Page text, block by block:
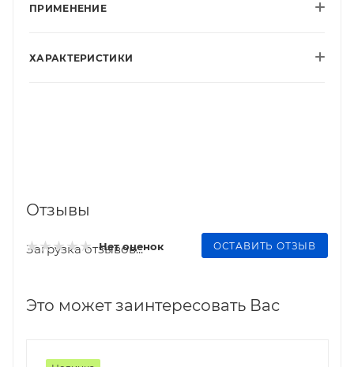
ПРИМЕНЕНИЕ
ХАРАКТЕРИСТИКИ
Отзывы
Нет оценок ОСТАВИТЬ ОТЗЫВ
Загрузка отзывов...
Это может заинтересовать Вас